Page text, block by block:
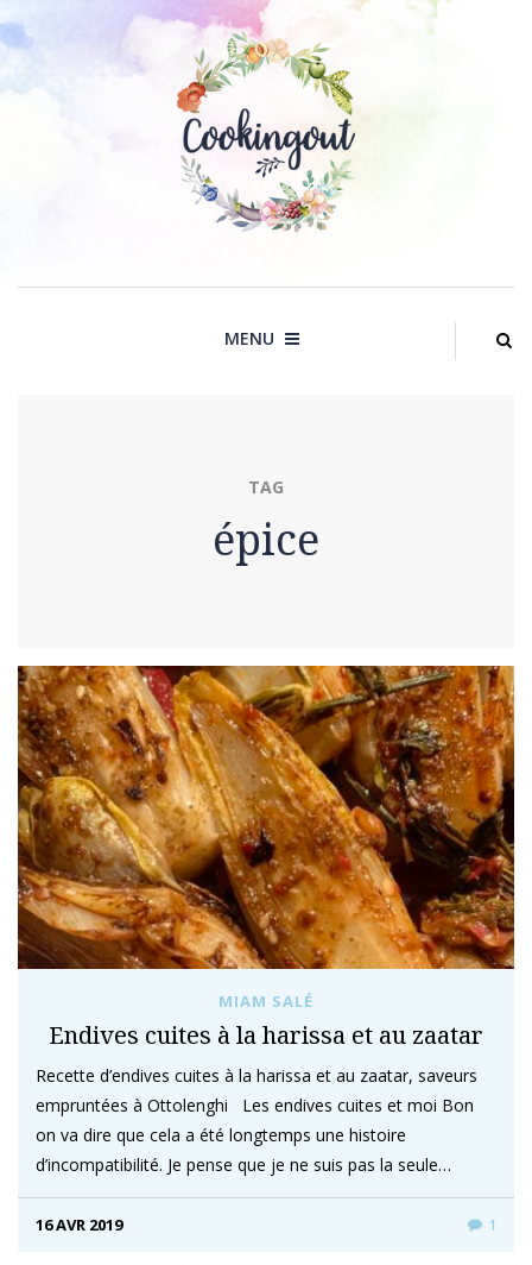
to
MENU
TAG
épice
MIAM SALÉ
Endives cuites à la harissa et au zaatar
Recette d’endives cuites à la harissa et au zaatar, saveurs
empruntées à Ottolenghi Les endives cuites et moi Bon
on va dire que cela a été longtemps une histoire
d’incompatibilité. Je pense que je ne suis pas la seule…
16 AVR 2019 1